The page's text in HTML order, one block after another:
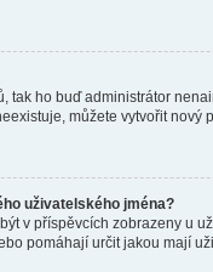
tak ho buď administrátor
můžete vytvořit nový
uživatelského jména?
v příspěvcích zobrazeny u
pomáhají určit jakou mají